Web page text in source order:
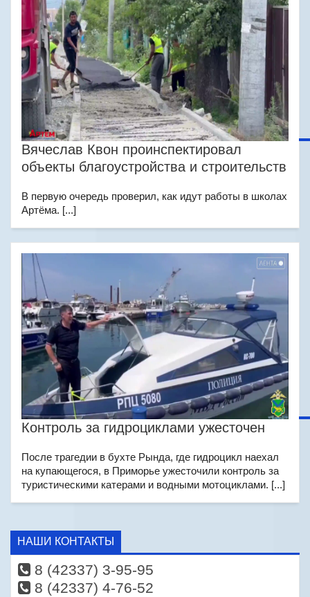
Вячеслав Квон проинспектировал
объекты благоустройства и строительств
В первую очередь проверил, как идут работы в школах
Артёма. [...]
Контроль за гидроциклами ужесточен
После трагедии в бухте Рында, где гидроцикл наехал
на купающегося, в Приморье ужесточили контроль за
туристическими катерами и водными мотоциклами. [...]
НАШИ КОНТАКТЫ
8 (42337) 3-95-95
8 (42337) 4-76-52